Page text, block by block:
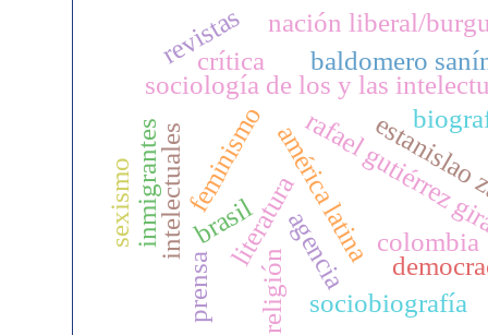
sociología de los y las
américa latina
literaturarafael gutiérrez
feminismo
colombia
intelectualesbrasil agencia
inmigrantes
religión
sexismo
crítica baldomero
revistas
sociobiografía
nación liberal/
prensa